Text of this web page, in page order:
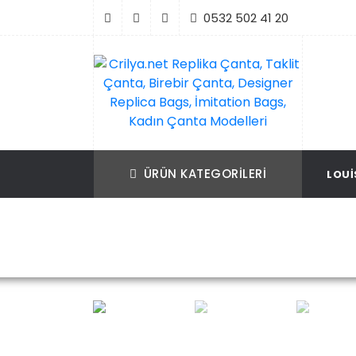
0532 502 41 20
Kadın Çanta Modelleri
ÜRÜN KATEGORILERI